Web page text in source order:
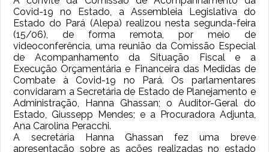
Covid-19 no Estado, a Assembleia Legislativa do
Estado do Pará (Alepa) realizou nesta segunda-feira
(15/06), de forma remota, por meio de
videoconferência, uma reunião da Comissão Especial
de Acompanhamento da Situação Fiscal e a
Execução Orçamentária e Financeira das Medidas de
Combate à Covid-19 no Pará. Os parlamentares
convidaram a Secretária de Estado de Planejamento e
Administração, Hanna Ghassan; o Auditor-Geral do
Estado, Giussepp Mendes; e a Procuradora Adjunta,
Ana Carolina Peracchi.
A secretária Hanna Ghassan fez uma breve
apresentação sobre as ações realizadas no estado